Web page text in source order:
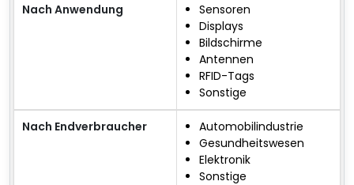
Nach Anwendung
Sensoren
Displays
Bildschirme
Antennen
RFID-Tags
Sonstige
Nach Endverbraucher
Automobilindustrie
Gesundheitswesen
Elektronik
Sonstige